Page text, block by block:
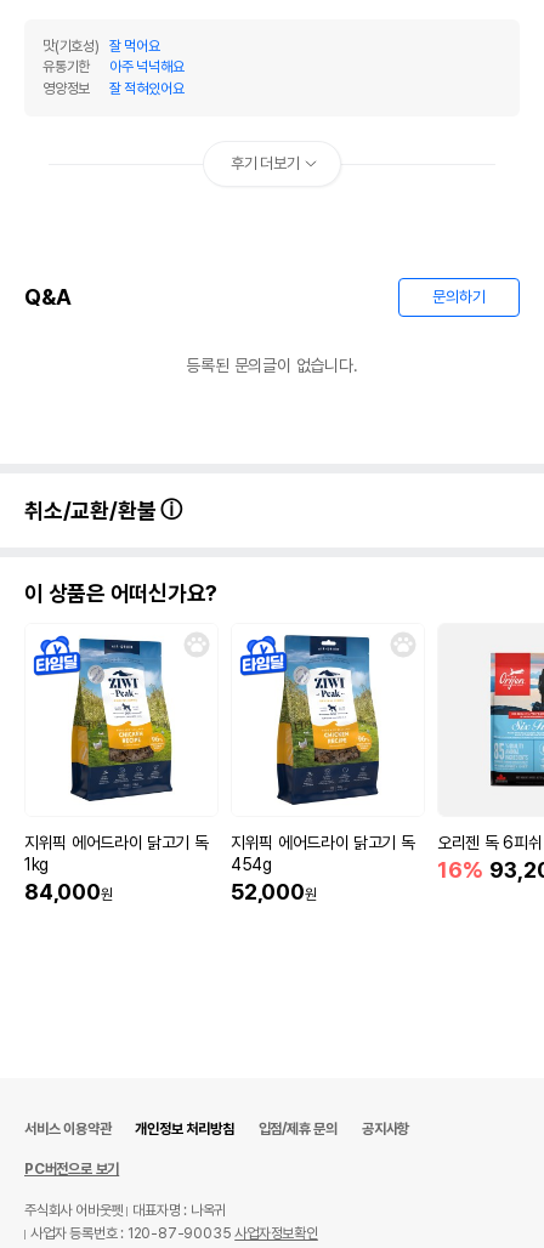
맛(기호성)
잘 먹어요
유통기한
아주 넉넉해요
영양정보
잘 적혀있어요
후기 더보기
Q&A 문의하기
등록된 문의글이 없습니다.
취소/교환/환불
이 상품은 어떠신가요?
지위픽 에어드라이 닭고기 독
1kg
84,000원
지위픽 에어드라이 닭고기 독
454g
52,000원
오리젠 독 6피
16%
서비스 이용약관 개인정보 처리방침 입점/제휴 문의 공지사항
PC버전으로 보기
주식회사 어바웃펫
대표자명 : 나옥귀
사업자 등록번호 : 120-87-90035사업자정보확인